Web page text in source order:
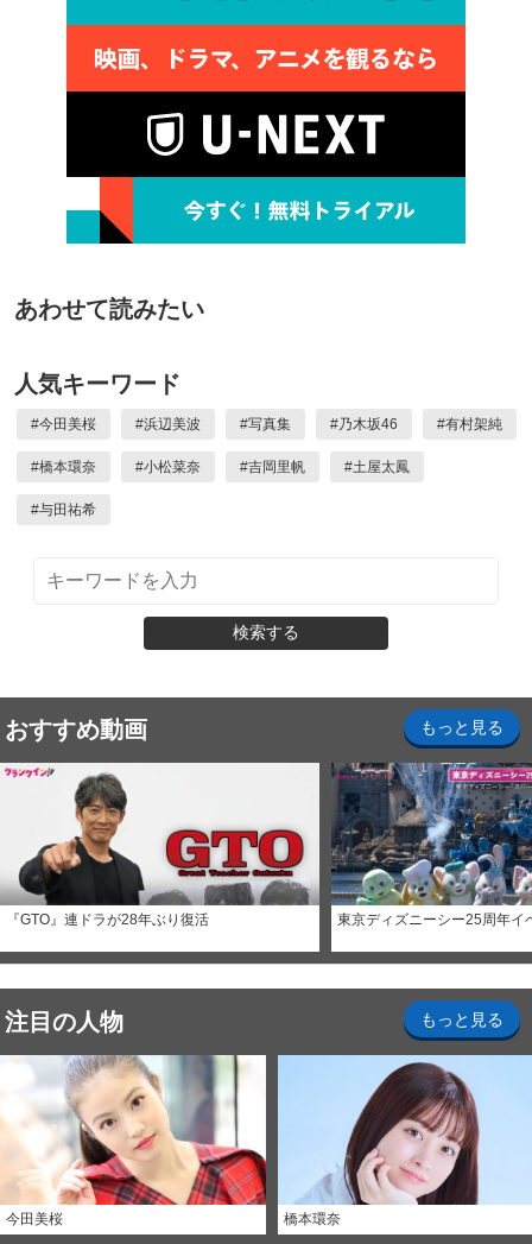
あわせて読みたい
人気キーワード
#今田美桜 #浜辺美波 #写真集 #乃木坂46 #有村架純
#橋本環奈 #小松菜奈 #吉岡里帆 #土屋太鳳
#与田祐希
検索する
おすすめ動画 もっと見る
『GTO』連ドラが28年ぶり復活 東京ディズニーシー25周年イ
注目の人物 もっと見る
今田美桜 橋本環奈